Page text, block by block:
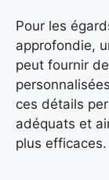
Pour les
approfondie,
peut fournir
ces détails
adéquats et
plus efficaces.